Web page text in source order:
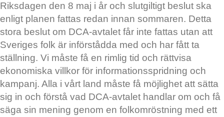
Riksdagen den 8 maj i år och slutgiltigt beslut ska
enligt planen fattas redan innan sommaren. Detta
stora beslut om DCA-avtalet får inte fattas utan att
Sveriges folk är införstådda med och har fått ta
ställning. Vi måste få en rimlig tid och rättvisa
ekonomiska villkor för informationsspridning och
kampanj. Alla i vårt land måste få möjlighet att sätta
sig in och förstå vad DCA-avtalet handlar om och få
säga sin mening genom en folkomröstning med ett